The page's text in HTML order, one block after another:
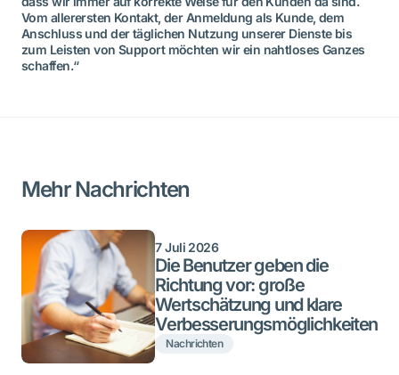
Vom allerersten Kontakt, der Anmeldung als Kunde, dem
Anschluss und der täglichen Nutzung unserer Dienste bis
zum Leisten von Support möchten wir ein nahtloses Ganzes
schaffen.“
Mehr Nachrichten
7 Juli 2026
Die Benutzer geben die
Richtung vor: große
Wertschätzung und klare
Verbesserungsmöglichkeiten
Nachrichten